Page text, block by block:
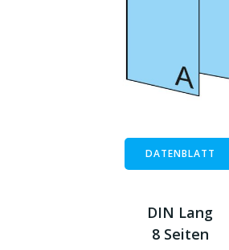
DATENBLATT
DIN Lang
8 Seiten